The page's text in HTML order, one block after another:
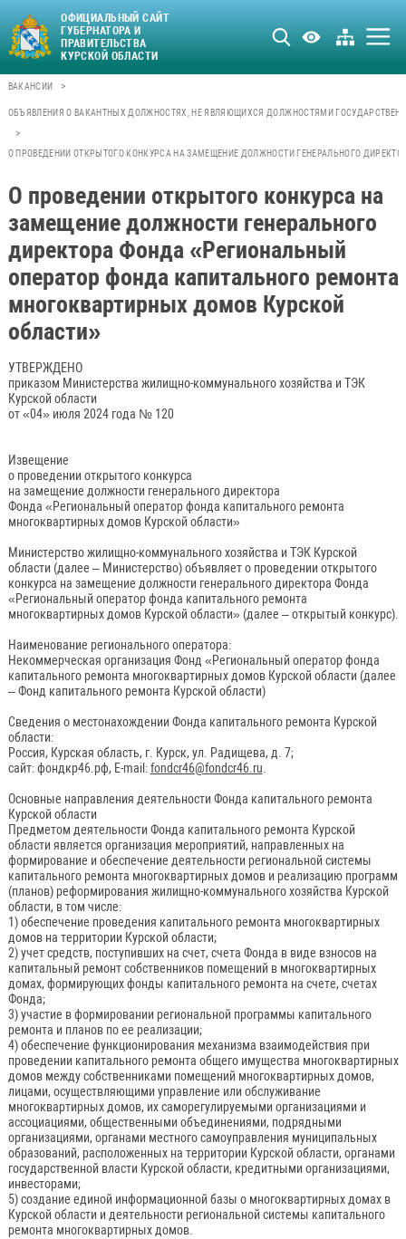
ОФИЦИАЛЬНЫЙ САЙТ
ГУБЕРНАТОРА И
ПРАВИТЕЛЬСТВА
КУРСКОЙ ОБЛАСТИ
ВАКАНСИИ >
ОБЪЯВЛЕНИЯ О ВАКАНТНЫХ ДОЛЖНОСТЯХ, НЕ ЯВЛЯЮЩИХСЯ ДОЛЖНОСТЯМИ
>
О ПРОВЕДЕНИИ ОТКРЫТОГО КОНКУРСА НА ЗАМЕЩЕНИЕ ДОЛЖНОСТИ ГЕНЕРАЛЬНОГО
О проведении открытого конкурса на
замещение должности генерального
директора Фонда «Региональный
оператор фонда капитального ремонта
многоквартирных домов Курской
области»
УТВЕРЖДЕНО
приказом Министерства жилищно-коммунального хозяйства и ТЭК
Курской области
от «04» июля 2024 года № 120
Извещение
о проведении открытого конкурса
на замещение должности генерального директора
Фонда «Региональный оператор фонда капитального ремонта
многоквартирных домов Курской области»
Министерство жилищно-коммунального хозяйства и ТЭК Курской
области (далее – Министерство) объявляет о проведении открытого
конкурса на замещение должности генерального директора Фонда
«Региональный оператор фонда капитального ремонта
многоквартирных домов Курской области» (далее – открытый конкурс).
Наименование регионального оператора:
Некоммерческая организация Фонд «Региональный оператор фонда
капитального ремонта многоквартирных домов Курской области (далее
– Фонд капитального ремонта Курской области)
Сведения о местонахождении Фонда капитального ремонта Курской
области:
Россия, Курская область, г. Курск, ул. Радищева, д. 7;
сайт: фондкр46.рф, E-mail:fondcr46@fondcr46.ru.
Основные направления деятельности Фонда капитального ремонта
Курской области
Предметом деятельности Фонда капитального ремонта Курской
области является организация мероприятий, направленных на
формирование и обеспечение деятельности региональной системы
капитального ремонта многоквартирных домов и реализацию программ
(планов) реформирования жилищно-коммунального хозяйства Курской
области, в том числе:
1) обеспечение проведения капитального ремонта многоквартирных
домов на территории Курской области;
2) учет средств, поступивших на счет, счета Фонда в виде взносов на
капитальный ремонт собственников помещений в многоквартирных
домах, формирующих фонды капитального ремонта на счете, счетах
Фонда;
3) участие в формировании региональной программы капитального
ремонта и планов по ее реализации;
4) обеспечение функционирования механизма взаимодействия при
проведении капитального ремонта общего имущества многоквартирных
домов между собственниками помещений многоквартирных домов,
лицами, осуществляющими управление или обслуживание
многоквартирных домов, их саморегулируемыми организациями и
ассоциациями, общественными объединениями, подрядными
организациями, органами местного самоуправления муниципальных
образований, расположенных на территории Курской области, органами
государственной власти Курской области, кредитными организациями,
инвесторами;
5) создание единой информационной базы о многоквартирных домах в
Курской области и деятельности региональной системы капитального
ремонта многоквартирных домов.